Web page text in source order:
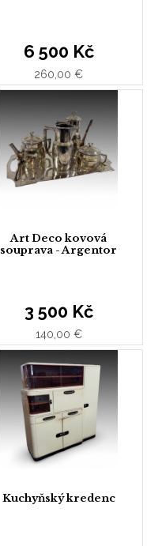
6 500 Kč
260,00 €
Art Deco kovová
souprava - Argentor
3 500 Kč
140,00 €
Kuchyňský kredenc